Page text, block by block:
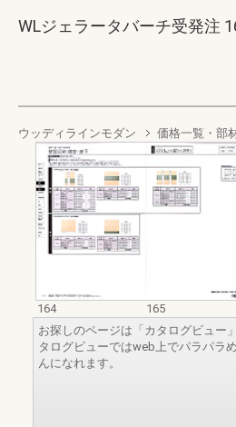
WLジェラータバーチ受発注
ウッディラインモダン 価格一覧・部
164
165
お探しのページは「カタログビュー
タログビューではweb上でパラパラ
んになれます。